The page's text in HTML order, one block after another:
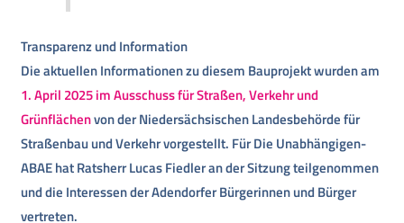
Transparenz und Information
Die aktuellen Informationen zu diesem Bauprojekt wurden am
1. April 2025 im Ausschuss für Straßen, Verkehr und
Grünflächenvon der Niedersächsischen Landesbehörde für
Straßenbau und Verkehr vorgestellt. Für Die Unabhängigen-
ABAE hat Ratsherr Lucas Fiedler an der Sitzung teilgenommen
und die Interessen der Adendorfer Bürgerinnen und Bürger
vertreten.